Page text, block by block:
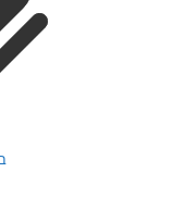
בדים